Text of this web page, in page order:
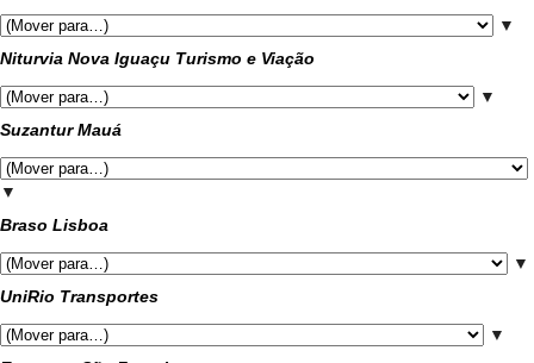
▼
Niturvia Nova Iguaçu Turismo e Viação
▼
Suzantur Mauá
▼
Braso Lisboa
▼
UniRio Transportes
▼